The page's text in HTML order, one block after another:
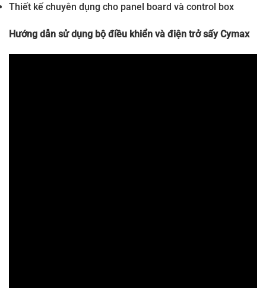
Thiết kế chuyên dụng cho panel board và control box
Hướng dẫn sử dụng bộ điều khiển và điện trở sấy Cymax